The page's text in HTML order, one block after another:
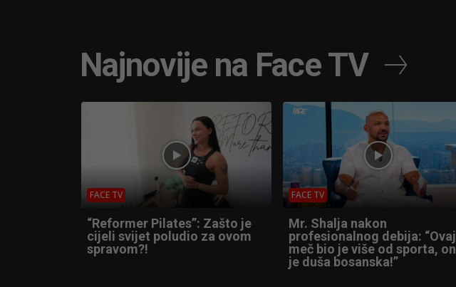
Najnovije na Face TV
FACE TV
“Reformer Pilates”: Zašto je
cijeli svijet poludio za ovom
spravom?!
FACE TV
Mr. Shalja nakon
profesionalnog debija: “Ovaj
meč bio je više od sporta, on
je duša bosanska!”